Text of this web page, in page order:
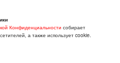
СЛАВЯНКА
Конфиденциальности собирает
а также использует cookie.